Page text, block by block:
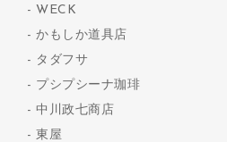
WECK
かもしか道具店
タダフサ
プシプシーナ珈琲
中川政七商店
東屋